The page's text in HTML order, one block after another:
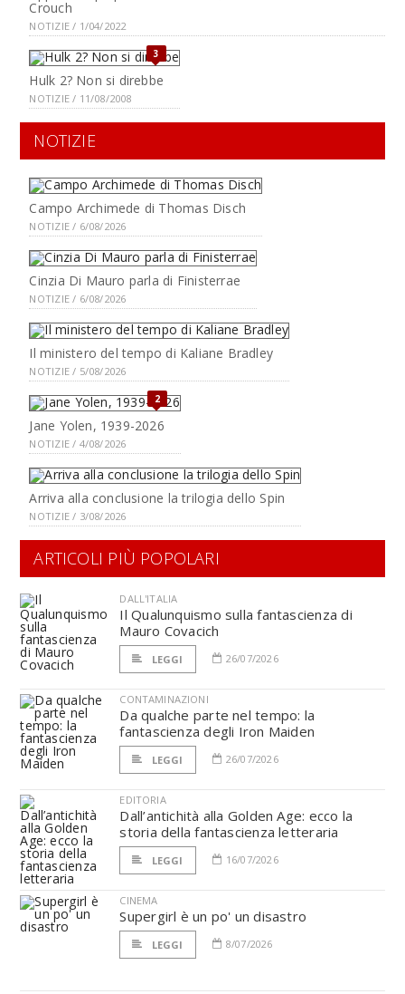
Crouch
NOTIZIE / 1/04/2022
3
Hulk 2? Non si direbbe
NOTIZIE / 11/08/2008
NOTIZIE
Campo Archimede di Thomas Disch
NOTIZIE / 6/08/2026
Cinzia Di Mauro parla di Finisterrae
NOTIZIE / 6/08/2026
Il ministero del tempo di Kaliane Bradley
NOTIZIE / 5/08/2026
2
Jane Yolen, 1939-2026
NOTIZIE / 4/08/2026
Arriva alla conclusione la trilogia dello Spin
NOTIZIE / 3/08/2026
ARTICOLI PIÙ POPOLARI
DALL'ITALIA
Il Qualunquismo sulla fantascienza di
Mauro Covacich
LEGGI 26/07/2026
CONTAMINAZIONI
Da qualche parte nel tempo: la
fantascienza degli Iron Maiden
LEGGI 26/07/2026
EDITORIA
Dall’antichità alla Golden Age: ecco la
storia della fantascienza letteraria
LEGGI 16/07/2026
CINEMA
Supergirl è un po' un disastro
LEGGI 8/07/2026